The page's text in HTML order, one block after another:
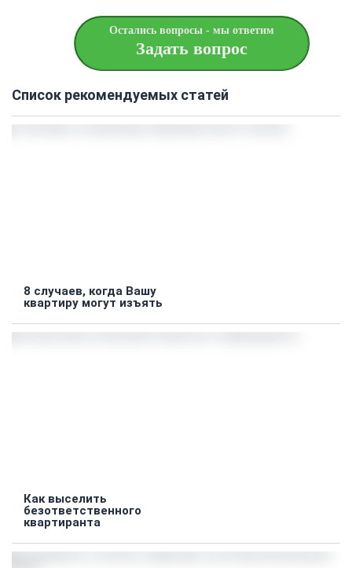
Остались вопросы - мы ответим
Задать вопрос
Список рекомендуемых статей
8 случаев, когда Вашу
квартиру могут изъять
Как выселить
безответственного
квартиранта